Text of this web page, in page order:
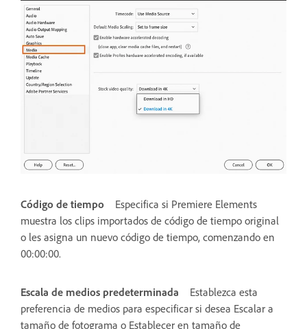
Código de tiempo
Especifica si Premiere Elements
muestra los clips importados de código de tiempo original
o les asigna un nuevo código de tiempo, comenzando en
00:00:00.
Escala de medios predeterminada
Establezca esta
preferencia de medios para especificar si desea Escalar a
tamaño de fotograma o Establecer en tamaño de